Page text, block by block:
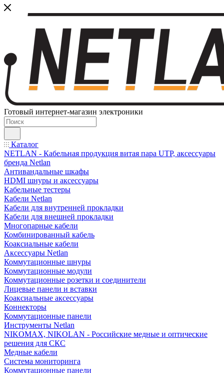
Готовый интернет-магазин электроники
Каталог
NETLAN - Кабельная продукция витая пара UTP, аксессуары
бренда Netlan
Антивандальные шкафы
HDMI шнуры и аксессуары
Кабельные тестеры
Кабели Netlan
Кабели для внутренней прокладки
Кабели для внешней прокладки
Многопарные кабели
Комбинированный кабель
Коаксиальные кабели
Аксессуары Netlan
Коммутационные шнуры
Коммутационные модули
Коммутационные розетки и соединители
Лицевые панели и вставки
Коаксиальные аксессуары
Коннекторы
Коммутационные панели
Инструменты Netlan
NIKOMAX, NIKOLAN - Российские медные и оптические
решения для СКС
Медные кабели
Система мониторинга
Коммутационные панели